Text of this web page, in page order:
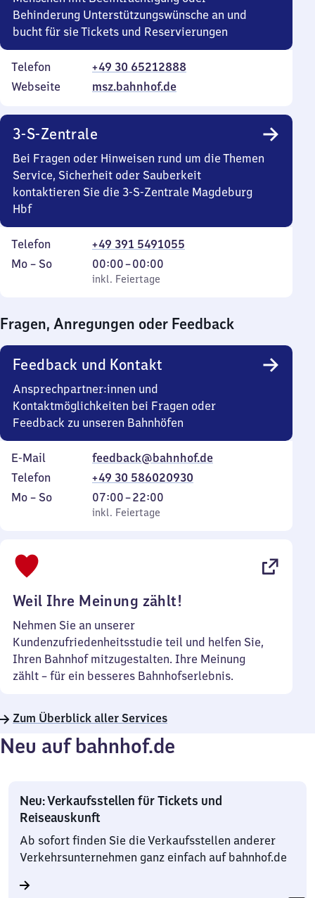
Behinderung Unterstützungswünsche an und
bucht für sie Tickets und Reservierungen
Telefon
+49 30 65212888
Webseite
msz.bahnhof.de
3-S-Zentrale
Bei Fragen oder Hinweisen rund um die Themen
Service, Sicherheit oder Sauberkeit
kontaktieren Sie die 3-S-Zentrale Magdeburg
Hbf
Telefon
+49 391 5491055
Montag
Mo – So,
inkl. Feiertage
00:00–00:00
Von
0
0
Uhr
inkl. Feiertage
Fragen, Anregungen oder Feedback
Feedback und Kontakt
Ansprechpartner:innen und
Kontaktmöglichkeiten bei Fragen oder
Feedback zu unseren Bahnhöfen
E-Mail
feedback@bahnhof.de
Telefon
+49 30 586020930
Montag
Mo – So,
inkl. Feiertage
07:00–22:00
Von
7
inkl. Feiertage
Weil Ihre Meinung zählt!
Nehmen Sie an unserer
Kundenzufriedenheitsstudie teil und helfen Sie,
Ihren Bahnhof mitzugestalten. Ihre Meinung
zählt – für ein besseres Bahnhofserlebnis.
Zum Überblick aller Services
Neu auf bahnhof.de
Neu: Verkaufsstellen für Tickets und
Reiseauskunft
Ab sofort finden Sie die Verkaufsstellen anderer
Verkehrsunternehmen ganz einfach auf bahnhof.de